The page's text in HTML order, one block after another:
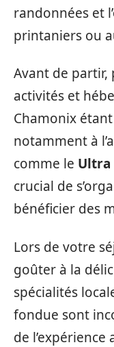
randonnées et
printaniers ou
Avant de partir,
activités et
Chamonix
notamment à
comme le Ultra
crucial de
bénéficier des
Lors de votre
goûter à la
spécialités
fondue sont
de